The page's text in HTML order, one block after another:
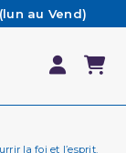
au Vend)
même
FAQ
la foi et l’esprit.